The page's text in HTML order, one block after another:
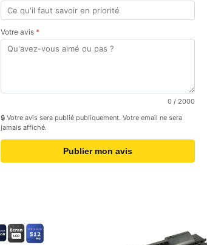
Votre avis *
0 / 2000
🔒 Votre avis sera publié publiquement. Votre email ne sera
jamais affiché.
Publier mon avis